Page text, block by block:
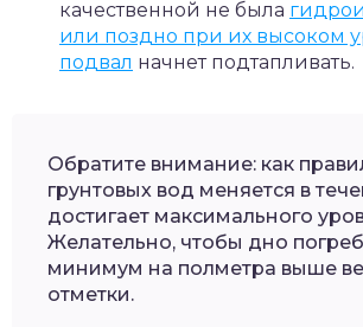
качественной не была
или поздно при их высоком
подвал начнет подтапливать.
Обратите внимание: как
грунтовых вод меняется в
достигает максимального
Желательно, чтобы дно
минимум на полметра выше
отметки.